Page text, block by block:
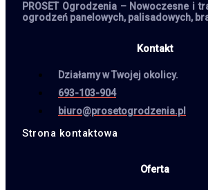
PROSET Ogrodzenia – Nowoczesne i
ogrodzeń panelowych, palisadowych,
Kontakt
Działamy w Twojej okolicy.
693-103-904
biuro@prosetogrodzenia.pl
Strona kontaktowa
Oferta